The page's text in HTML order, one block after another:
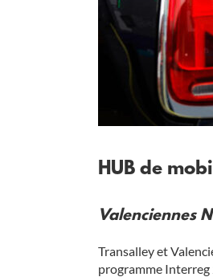
HUB de
Valenciennes
Transalley et
programme